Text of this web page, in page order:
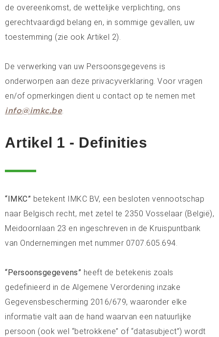
de overeenkomst, de wettelijke verplichting, ons
gerechtvaardigd belang en, in sommige gevallen, uw
toestemming (zie ook Artikel 2).
De verwerking van uw Persoonsgegevens is
onderworpen aan deze privacyverklaring. Voor vragen
en/of opmerkingen dient u contact op te nemen met
info@imkc.be.
Artikel 1 - Definities
“IMKC” betekent IMKC BV, een besloten vennootschap
naar Belgisch recht, met zetel te 2350 Vosselaar (België),
Meidoornlaan 23 en ingeschreven in de Kruispuntbank
van Ondernemingen met nummer 0707.605.694.
“Persoonsgegevens” heeft de betekenis zoals
gedefinieerd in de Algemene Verordening inzake
Gegevensbescherming 2016/679, waaronder elke
informatie valt aan de hand waarvan een natuurlijke
persoon (ook wel “betrokkene” of “datasubject”) wordt